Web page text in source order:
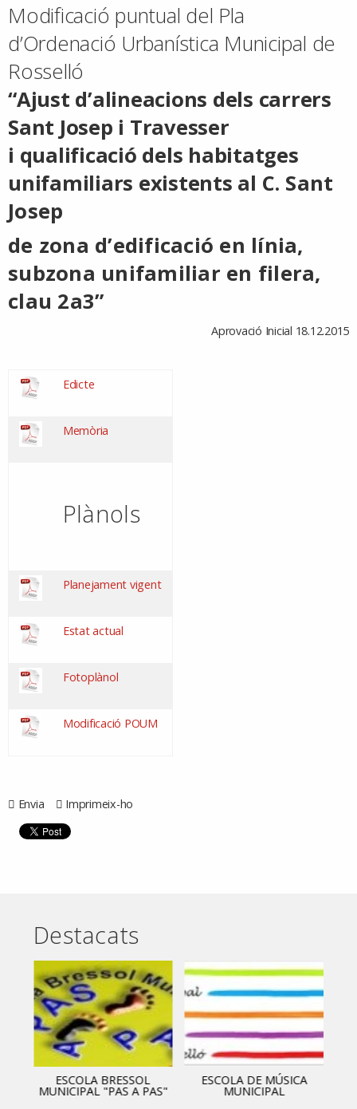
Modificació puntual del Pla
d’Ordenació Urbanística Municipal de
Rosselló
“Ajust d’alineacions dels carrers
Sant Josep i Travesser
i qualificació dels habitatges
unifamiliars existents al C. Sant
Josep
de zona d’edificació en línia,
subzona unifamiliar en filera,
clau 2a3”
Aprovació Inicial 18.12.2015
Edicte
Memòria
Plànols
Planejament vigent
Estat actual
Fotoplànol
Modificació POUM
Envia Imprimeix-ho
Destacats
ESCOLA BRESSOL
MUNICIPAL "PAS A PAS"
ESCOLA DE MÚSICA
MUNICIPAL